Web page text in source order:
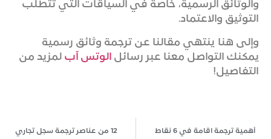
والوثائق الرسمية، خاصة في السياقات التي تتطلب
التوثيق والاعتماد.
وإلى هنا ينتهي مقالنا عن ترجمة وثائق رسمية
يمكنك التواصل معنا عبر رسائل الوتس آب لمزيد من
التفاصيل!
أهمية ترجمة اقامة في 6 نقاط 12 من عناصر ترجمة سجل تجاري